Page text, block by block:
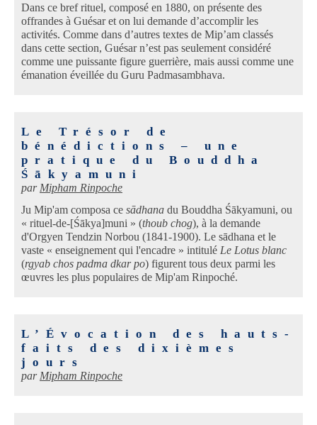
Dans ce bref rituel, composé en 1880, on présente des
offrandes à Guésar et on lui demande d’accomplir les
activités. Comme dans d’autres textes de Mip’am classés
dans cette section, Guésar n’est pas seulement considéré
comme une puissante figure guerrière, mais aussi comme une
émanation éveillée du Guru Padmasambhava.
Le Trésor de
bénédictions – une
pratique du Bouddha
Śākyamuni
par Mipham Rinpoche
Ju Mip'am composa ce sādhana du Bouddha Śākyamuni, ou
« rituel-de-[Śākya]muni » (thoub chog), à la demande
d'Orgyen Tendzin Norbou (1841-1900). Le sādhana et le
vaste « enseignement qui l'encadre » intitulé Le Lotus blanc
(rgyab chos padma dkar po) figurent tous deux parmi les
œuvres les plus populaires de Mip'am Rinpoché.
L’Évocation des hauts-
faits des dixièmes
jours
parMipham Rinpoche